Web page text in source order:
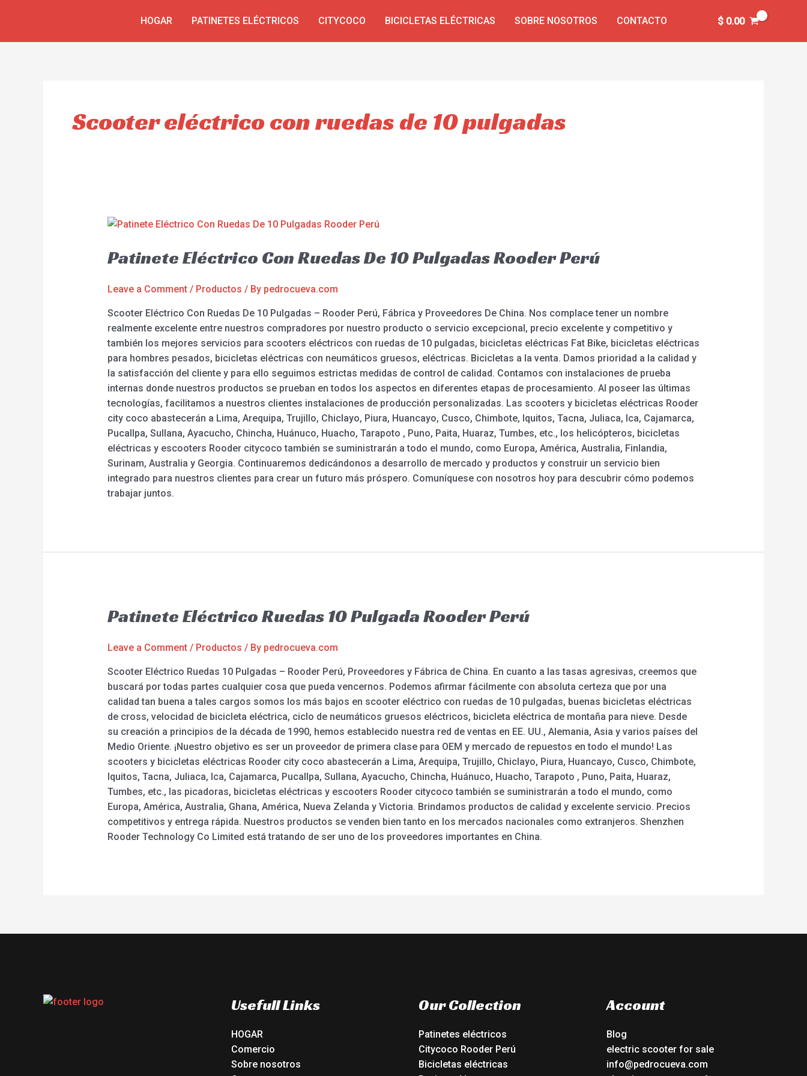
HOGAR PATINETES ELÉCTRICOS CITYCOCO BICICLETAS ELÉCTRICAS SOBRE NOSOTROS CONTACTO $0.00
Scooter eléctrico con ruedas de 10 pulgadas
Patinete Eléctrico Con Ruedas De 10 Pulgadas Rooder Perú
Leave a Comment / Productos / By pedrocueva.com
Scooter Eléctrico Con Ruedas De 10 Pulgadas – Rooder Perú, Fábrica y Proveedores De China. Nos complace tener un nombre
realmente excelente entre nuestros compradores por nuestro producto o servicio excepcional, precio excelente y competitivo y
también los mejores servicios para scooters eléctricos con ruedas de 10 pulgadas, bicicletas eléctricas Fat Bike, bicicletas eléctricas
para hombres pesados, bicicletas eléctricas con neumáticos gruesos, eléctricas. Bicicletas a la venta. Damos prioridad a la calidad y
la satisfacción del cliente y para ello seguimos estrictas medidas de control de calidad. Contamos con instalaciones de prueba
internas donde nuestros productos se prueban en todos los aspectos en diferentes etapas de procesamiento. Al poseer las últimas
tecnologías, facilitamos a nuestros clientes instalaciones de producción personalizadas. Las scooters y bicicletas eléctricas Rooder
city coco abastecerán a Lima, Arequipa, Trujillo, Chiclayo, Piura, Huancayo, Cusco, Chimbote, Iquitos, Tacna, Juliaca, Ica, Cajamarca,
Pucallpa, Sullana, Ayacucho, Chincha, Huánuco, Huacho, Tarapoto , Puno, Paita, Huaraz, Tumbes, etc., los helicópteros, bicicletas
eléctricas y escooters Rooder citycoco también se suministrarán a todo el mundo, como Europa, América, Australia, Finlandia,
Surinam, Australia y Georgia. Continuaremos dedicándonos a desarrollo de mercado y productos y construir un servicio bien
integrado para nuestros clientes para crear un futuro más próspero. Comuníquese con nosotros hoy para descubrir cómo podemos
trabajar juntos.
Patinete Eléctrico Ruedas 10 Pulgada Rooder Perú
Leave a Comment / Productos / By pedrocueva.com
Scooter Eléctrico Ruedas 10 Pulgadas – Rooder Perú, Proveedores y Fábrica de China. En cuanto a las tasas agresivas, creemos que
buscará por todas partes cualquier cosa que pueda vencernos. Podemos afirmar fácilmente con absoluta certeza que por una
calidad tan buena a tales cargos somos los más bajos en scooter eléctrico con ruedas de 10 pulgadas, buenas bicicletas eléctricas
de cross, velocidad de bicicleta eléctrica, ciclo de neumáticos gruesos eléctricos, bicicleta eléctrica de montaña para nieve. Desde
su creación a principios de la década de 1990, hemos establecido nuestra red de ventas en EE. UU., Alemania, Asia y varios países del
Medio Oriente. ¡Nuestro objetivo es ser un proveedor de primera clase para OEM y mercado de repuestos en todo el mundo! Las
scooters y bicicletas eléctricas Rooder city coco abastecerán a Lima, Arequipa, Trujillo, Chiclayo, Piura, Huancayo, Cusco, Chimbote,
Iquitos, Tacna, Juliaca, Ica, Cajamarca, Pucallpa, Sullana, Ayacucho, Chincha, Huánuco, Huacho, Tarapoto , Puno, Paita, Huaraz,
Tumbes, etc., las picadoras, bicicletas eléctricas y escooters Rooder citycoco también se suministrarán a todo el mundo, como
Europa, América, Australia, Ghana, América, Nueva Zelanda y Victoria. Brindamos productos de calidad y excelente servicio. Precios
competitivos y entrega rápida. Nuestros productos se venden bien tanto en los mercados nacionales como extranjeros. Shenzhen
Rooder Technology Co Limited está tratando de ser uno de los proveedores importantes en China.
Usefull Links
HOGAR
Comercio
Sobre nosotros
Our Collection
Patinetes eléctricos
Citycoco Rooder Perú
Bicicletas eléctricas
Account
Blog
electric scooter for sale
info@pedrocueva.com